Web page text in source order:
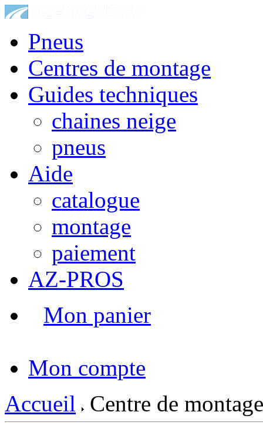
Pneus
Centres de montage
Guides techniques
chaines neige
pneus
Aide
catalogue
montage
paiement
AZ-PROS
Mon panier
Mon compte
Accueil
Centre de